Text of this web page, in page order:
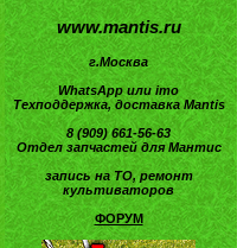
www.mantis.ru
г.Москва
WhatsApp или imo
Техподдержка, доставка Mantis
8 (909) 661-56-63
Отдел запчастей для Мантис
запись на ТО, ремонт
культиваторов
ФОРУМ